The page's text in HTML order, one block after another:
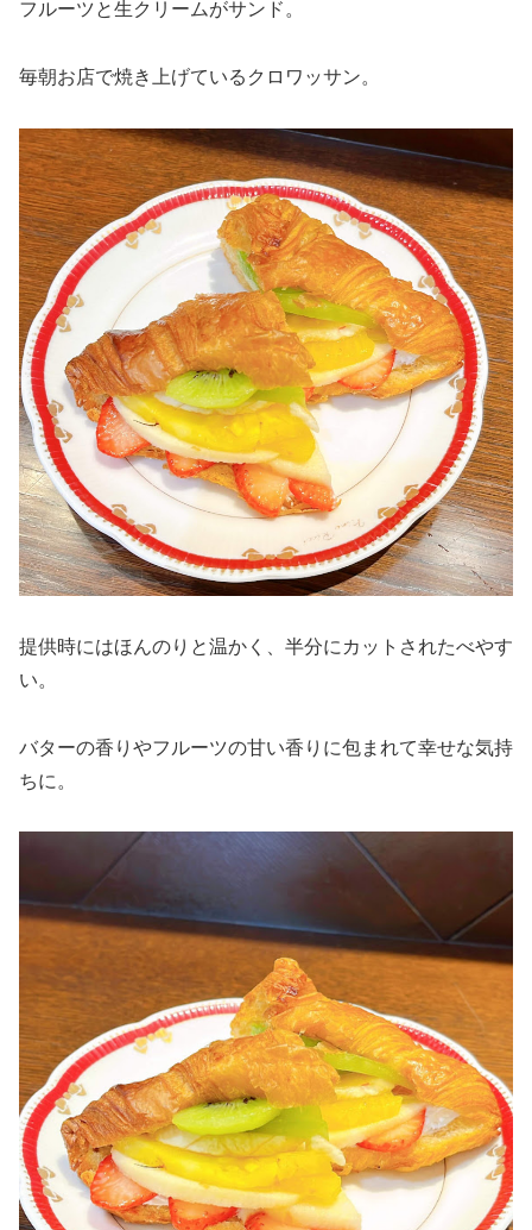
フルーツと生クリームがサンド。
毎朝お店で焼き上げているクロワッサン。
提供時にはほんのりと温かく、半分にカットされたべやす
い。
バターの香りやフルーツの甘い香りに包まれて幸せな気持
ちに。